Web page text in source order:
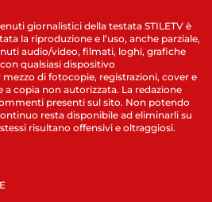
giornalistici della testata STILETV è
la riproduzione e l’uso, anche parziale,
audio/video, filmati, loghi, grafiche
qualsiasi dispositivo
di fotocopie, registrazioni, cover e
copia non autorizzata. La redazione
presenti sul sito. Non potendo
resta disponibile ad eliminarli su
risultano offensivi e oltraggiosi.